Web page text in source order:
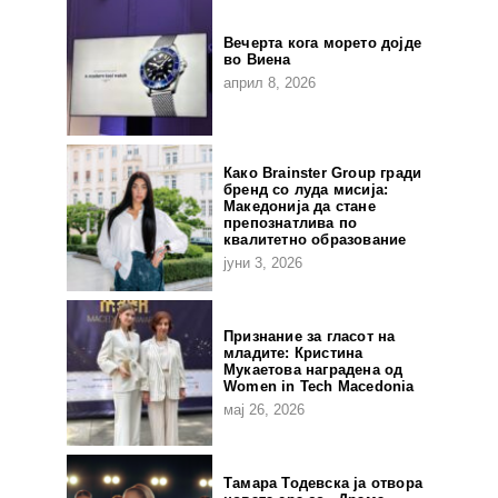
Вечерта кога морето дојде
во Виена
април 8, 2026
Како Brainster Group гради
бренд со луда мисија:
Македонија да стане
препознатлива по
квалитетно образование
јуни 3, 2026
Признание за гласот на
младите: Кристина
Мукаетова наградена од
Women in Tech Macedonia
мај 26, 2026
Тамара Тодевска ја отвора